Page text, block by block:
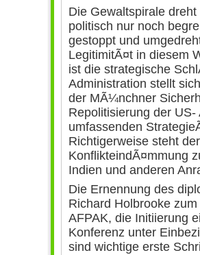
Die Gewaltspirale
politisch nur noch
gestoppt und
LegitimitÃ¤t in diesem
ist die strategische
Administration stellt
der MÃ¼nchner
Repolitisierung der
umfassenden
Richtigerweise steht
KonflikteindÃ¤mmung
Indien und anderen
Die Ernennung des
Richard Holbrooke
AFPAK, die Initiierung
Konferenz unter
sind wichtige erste